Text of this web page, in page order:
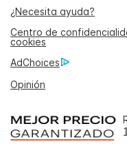
¿Necesita ayuda?
Centro de
cookies
AdChoices
Opinión